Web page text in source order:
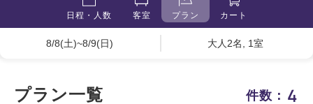
日程・人数 客室 プラン カート
8/8(土)~8/9(日) 大人2名, 1室
プラン一覧 件数： 4